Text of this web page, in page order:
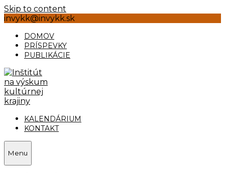
Skip to content
invykk@invykk.sk
DOMOV
PRÍSPEVKY
PUBLIKÁCIE
KALENDÁRIUM
KONTAKT
Menu